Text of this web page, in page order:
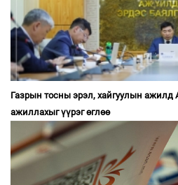
Газрын тосны эрэл, хайгуулын ажилд
ажиллахыг үүрэг өглөө